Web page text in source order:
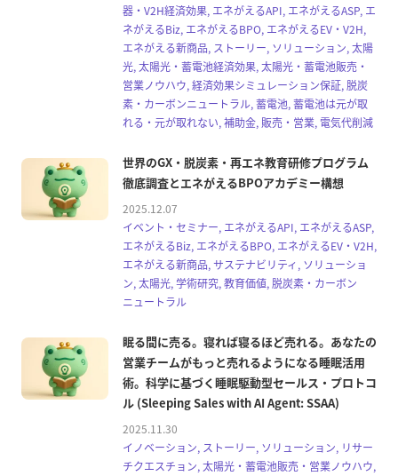
器・V2H経済効果, エネがえるAPI, エネがえるASP, エ
ネがえるBiz, エネがえるBPO, エネがえるEV・V2H,
エネがえる新商品, ストーリー, ソリューション, 太陽
光, 太陽光・蓄電池経済効果, 太陽光・蓄電池販売・
営業ノウハウ, 経済効果シミュレーション保証, 脱炭
素・カーボンニュートラル, 蓄電池, 蓄電池は元が取
れる・元が取れない, 補助金, 販売・営業, 電気代削減
世界のGX・脱炭素・再エネ教育研修プログラム
徹底調査とエネがえるBPOアカデミー構想
2025.12.07
イベント・セミナー, エネがえるAPI, エネがえるASP,
エネがえるBiz, エネがえるBPO, エネがえるEV・V2H,
エネがえる新商品, サステナビリティ, ソリューショ
ン, 太陽光, 学術研究, 教育価値, 脱炭素・カーボン
ニュートラル
眠る間に売る。寝れば寝るほど売れる。あなたの
営業チームがもっと売れるようになる睡眠活用
術。科学に基づく睡眠駆動型セールス・プロトコ
ル (Sleeping Sales with AI Agent: SSAA)
2025.11.30
イノベーション, ストーリー, ソリューション, リサー
チクエスチョン, 太陽光・蓄電池販売・営業ノウハウ,